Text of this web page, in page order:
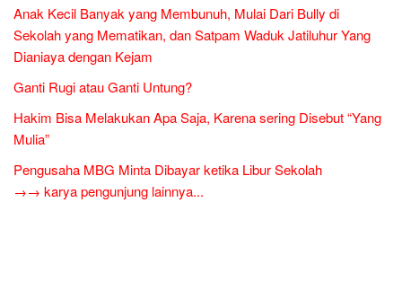
Anak Kecil Banyak yang Membunuh, Mulai Dari Bully di
Sekolah yang Mematikan, dan Satpam Waduk Jatiluhur Yang
Dianiaya dengan Kejam
Ganti Rugi atau Ganti Untung?
Hakim Bisa Melakukan Apa Saja, Karena sering Disebut “Yang
Mulia”
Pengusaha MBG Minta Dibayar ketika Libur Sekolah
→→ karya pengunjung lainnya...